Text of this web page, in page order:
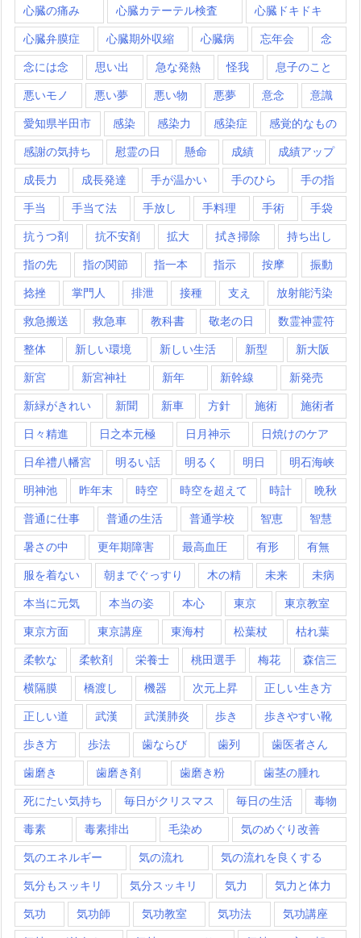
心臓の痛み 心臓カテーテル検査 心臓ドキドキ
心臓弁膜症 心臓期外収縮 心臓病 忘年会 念
念には念 思い出 急な発熱 怪我 息子のこと
悪いモノ 悪い夢 悪い物 悪夢 意念 意識
愛知県半田市 感染 感染力 感染症 感覚的なもの
感謝の気持ち 慰霊の日 懸命 成績 成績アップ
成長力 成長発達 手が温かい 手のひら 手の指
手当 手当て法 手放し 手料理 手術 手袋
抗うつ剤 抗不安剤 拡大 拭き掃除 持ち出し
指の先 指の関節 指一本 指示 按摩 振動
捻挫 掌門人 排泄 接種 支え 放射能汚染
救急搬送 救急車 教科書 敬老の日 数霊神霊符
整体 新しい環境 新しい生活 新型 新大阪
新宮 新宮神社 新年 新幹線 新発売
新緑がきれい 新聞 新車 方針 施術 施術者
日々精進 日之本元極 日月神示 日焼けのケア
日牟禮八幡宮 明るい話 明るく 明日 明石海峡
明神池 昨年末 時空 時空を超えて 時計 晩秋
普通に仕事 普通の生活 普通学校 智恵 智慧
暑さの中 更年期障害 最高血圧 有形 有無
服を着ない 朝までぐっすり 木の精 未来 未病
本当に元気 本当の姿 本心 東京 東京教室
東京方面 東京講座 東海村 松葉杖 枯れ葉
柔軟な 柔軟剤 栄養士 桃田選手 梅花 森信三
横隔膜 橋渡し 機器 次元上昇 正しい生き方
正しい道 武漢 武漢肺炎 歩き 歩きやすい靴
歩き方 歩法 歯ならび 歯列 歯医者さん
歯磨き 歯磨き剤 歯磨き粉 歯茎の腫れ
死にたい気持ち 毎日がクリスマス 毎日の生活 毒物
毒素 毒素排出 毛染め 気のめぐり改善
気のエネルギー 気の流れ 気の流れを良くする
気分もスッキリ 気分スッキリ 気力 気力と体力
気功 気功師 気功教室 気功法 気功講座